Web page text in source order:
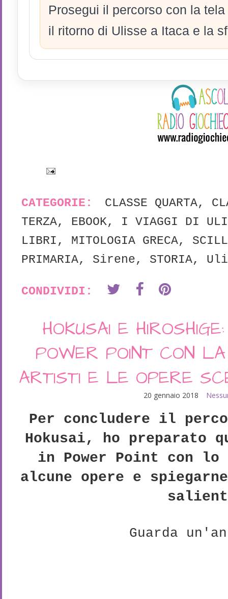
Prosegui il percorso con la
il ritorno di Ulisse a Itaca e la
CATEGORIE: CLASSE QUARTA,
TERZA, EBOOK, I VIAGGI DI
LIBRI, MITOLOGIA GRECA,
PRIMARIA, Sirene, STORIA,
CONDIVIDI:
HOKUSAI E
POWER POINT CON
ARTISTI E LE OPERE
20 gennaio 2018
Per concludere il
Hokusai, ho preparato
in Power Point con lo
alcune opere e
Guarda